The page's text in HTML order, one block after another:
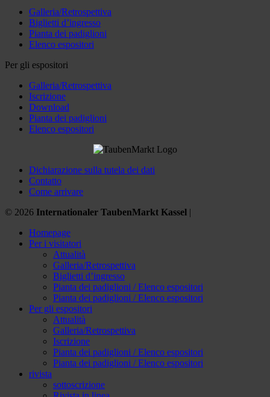
Galleria/Retrospettiva
Biglietti d’ingresso
Pianta dei padiglioni
Elenco espositori
Per gli espositori
Galleria/Retrospettiva
Iscrizione
Download
Pianta dei padiglioni
Elenco espositori
Dichiarazione sulla tutela dei dati
Contatto
Come arrivare
© 2026 Internationaler TaubenMarkt Kassel |
Homepage
Per i visitatori
Attualità
Galleria/Retrospettiva
Biglietti d’ingresso
Pianta dei padiglioni / Elenco espositori
Pianta dei padiglioni / Elenco espositori
Per gli espositori
Attualità
Galleria/Retrospettiva
Iscrizione
Pianta dei padiglioni / Elenco espositori
Pianta dei padiglioni / Elenco espositori
rivista
sottoscrizione